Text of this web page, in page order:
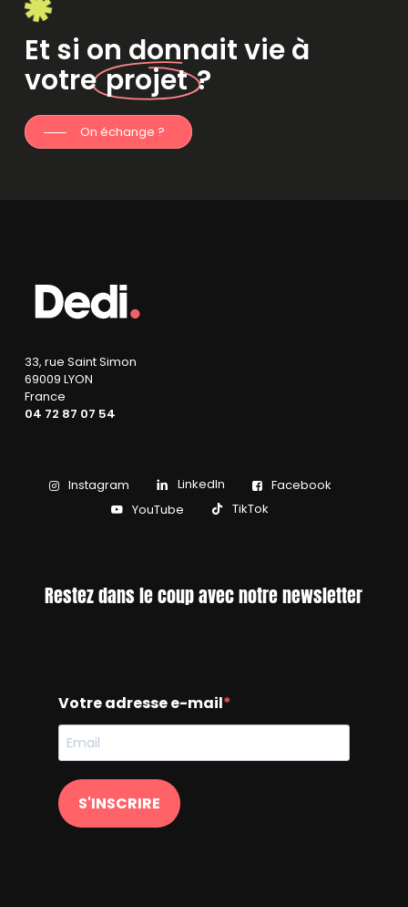
Et si on donnait vie à
votreprojet?
On échange ?
33, rue Saint Simon
69009 LYON
France
04 72 87 07 54
Instagram LinkedIn
Facebook
YouTube
TikTok
Restez dans le coup avec notre newsletter
Votre adresse e-mail
S'INSCRIRE